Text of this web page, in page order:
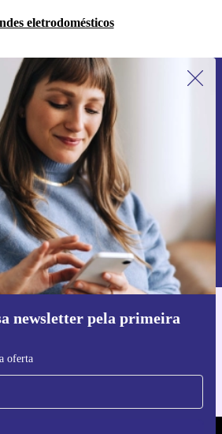
eletrodomésticos
newsletter pela primeira
oferta
a nossa newsletter pela
vez e poupa 15€!
mais nenhuma oferta.
Pedir voucher
de dados pessoais podem ser encontrados na
.
download da app refurbed
e Android